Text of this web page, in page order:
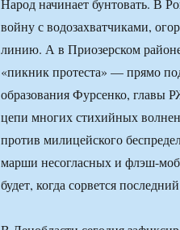
Народ начинает бунтовать. В
войну с водозахватчиками,
линию. А в Приозерском
«пикник протеста» — прямо
образования Фурсенко, главы
цепи многих стихийных
против милицейского
марши несогласных и флэш-
будет, когда сорвется